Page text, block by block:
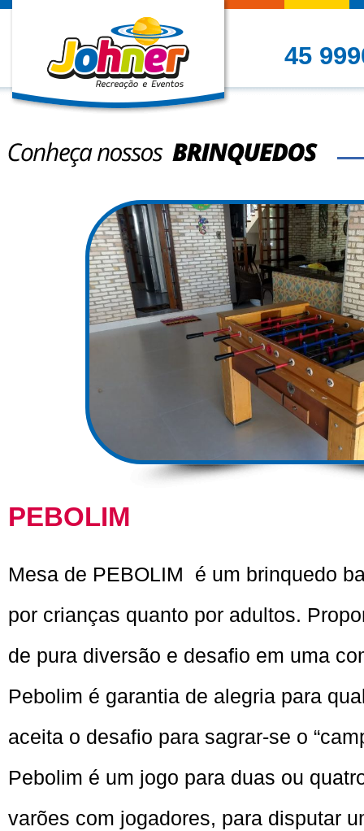
45
Conheça nossos
PEBOLIM
Mesa de PEBOLIM é um brinquedo
por crianças quanto por adultos.
de pura diversão e desafio em uma
Pebolim é garantia de alegria para
aceita o desafio para sagrar-se o
Pebolim é um jogo para duas ou
varões com jogadores, para disputar